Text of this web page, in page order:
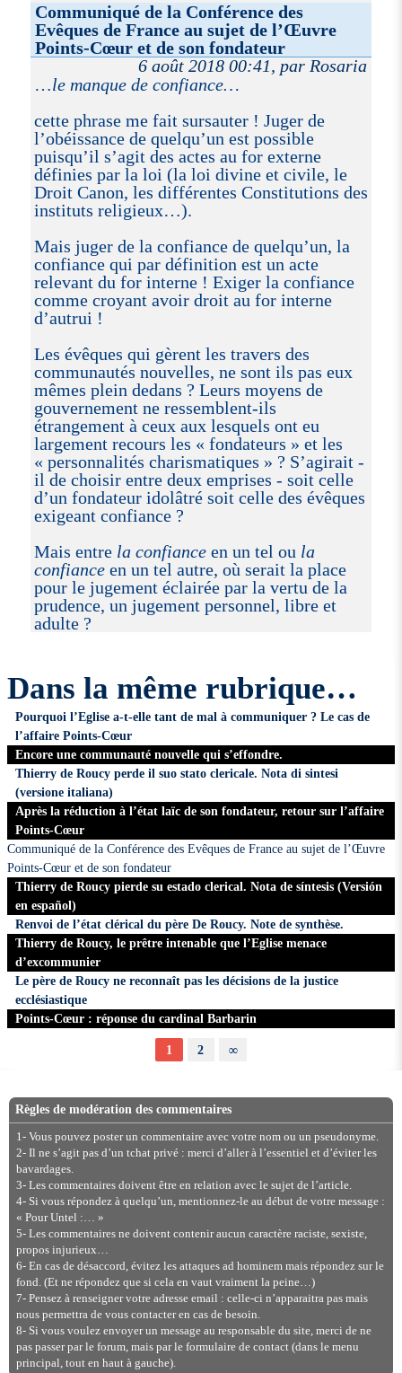
Communiqué de la Conférence des
Evêques de France au sujet de l’Œuvre
Points-Cœur et de son fondateur
6 août 2018 00:41, par Rosaria
…le manque de confiance…
cette phrase me fait sursauter ! Juger de
l’obéissance de quelqu’un est possible
puisqu’il s’agit des actes au for externe
définies par la loi (la loi divine et civile, le
Droit Canon, les différentes Constitutions des
instituts religieux…).
Mais juger de la confiance de quelqu’un, la
confiance qui par définition est un acte
relevant du for interne ! Exiger la confiance
comme croyant avoir droit au for interne
d’autrui !
Les évêques qui gèrent les travers des
communautés nouvelles, ne sont ils pas eux
mêmes plein dedans ? Leurs moyens de
gouvernement ne ressemblent-ils
étrangement à ceux aux lesquels ont eu
largement recours les « fondateurs » et les
« personnalités charismatiques » ? S’agirait -
il de choisir entre deux emprises - soit celle
d’un fondateur idolâtré soit celle des évêques
exigeant confiance ?
Mais entrela confianceen un tel ou la
confianceen un tel autre, où serait la place
pour le jugement éclairée par la vertu de la
prudence, un jugement personnel, libre et
adulte ?
Dans la même rubrique…
Pourquoi l’Eglise a-t-elle tant de mal à communiquer ? Le cas de
l’affaire Points-Cœur
Encore une communauté nouvelle qui s’effondre.
Thierry de Roucy perde il suo stato clericale. Nota di sintesi
(versione italiana)
Après la réduction à l’état laïc de son fondateur, retour sur l’affaire
Points-Cœur
Communiqué de la Conférence des Evêques de France au sujet de l’Œuvre
Points-Cœur et de son fondateur
Thierry de Roucy pierde su estado clerical. Nota de síntesis (Versión
en español)
Renvoi de l’état clérical du père De Roucy. Note de synthèse.
Thierry de Roucy, le prêtre intenable que l’Eglise menace
d’excommunier
Le père de Roucy ne reconnaît pas les décisions de la justice
ecclésiastique
Points-Cœur : réponse du cardinal Barbarin
1 2 ∞
Règles de modération des commentaires
1- Vous pouvez poster un commentaire avec votre nom ou un pseudonyme.
2- Il ne s’agit pas d’un tchat privé : merci d’aller à l’essentiel et d’éviter les
bavardages.
3- Les commentaires doivent être en relation avec le sujet de l’article.
4- Si vous répondez à quelqu’un, mentionnez-le au début de votre message :
« Pour Untel :… »
5- Les commentaires ne doivent contenir aucun caractère raciste, sexiste,
propos injurieux…
6- En cas de désaccord, évitez les attaques ad hominem mais répondez sur le
fond. (Et ne répondez que si cela en vaut vraiment la peine…)
7- Pensez à renseigner votre adresse email : celle-ci n’apparaitra pas mais
nous permettra de vous contacter en cas de besoin.
8- Si vous voulez envoyer un message au responsable du site, merci de ne
pas passer par le forum, mais par le formulaire de contact (dans le menu
principal, tout en haut à gauche).